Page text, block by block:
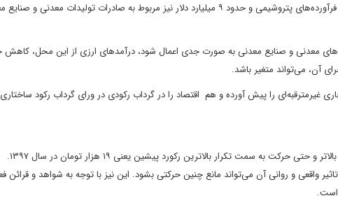
۱۸ میلیارد دلار مربوط به صادرات میعانات گازی و فرآورده‌های پتروشیمی و حدود ۹ میلیارد دلار نیز مربوط به صادرات
معدنی و صنایع معدنی به صورت جدی اعمال شود، درآمدهای ارزی از این محل، کاهش
آن، می‌تواند متغیر باشد.
غیرمترقبه‌ای را پیش آورده و هم اقتصاد را در گرداب رکودی در ورای گرداب رکود
واقعی و روانی آن می‌تواند مانع چنین حرکتی بشود. این نیز با توجه به شواهد و قرائن
است.